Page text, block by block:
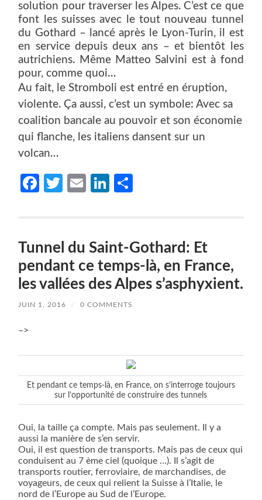
solution pour traverser les Alpes. C’est ce que
font les suisses avec le tout nouveau tunnel
du Gothard – lancé après le Lyon-Turin, il est
en service depuis deux ans – et bientôt les
autrichiens. Même Matteo Salvini est à fond
pour, comme quoi…
Au fait, le Stromboli est entré en éruption,
violente. Ça aussi, c’est un symbole: Avec sa
coalition bancale au pouvoir et son économie
qui flanche, les italiens dansent sur un
volcan…
Facebook
Twitter
EmailLinkedIn
Tunnel du Saint-Gothard: Et
pendant ce temps-là, en France,
les vallées des Alpes s’asphyxient.
JUIN 1, 2016 / 0 COMMENTS
–>
Et pendant ce temps-là, en France, on s’interroge toujours
sur l’opportunité de construire des tunnels
Oui, la taille ça compte. Mais pas seulement. Il y a
aussi la manière de s’en servir.
Oui, il est question de transports. Mais pas de ceux qui
conduisent au 7 ème ciel (quoique …). Il s’agit de
transports routier, ferroviaire, de marchandises, de
voyageurs, de ceux qui relient la Suisse à l’Italie, le
nord de l’Europe au Sud de l’Europe.